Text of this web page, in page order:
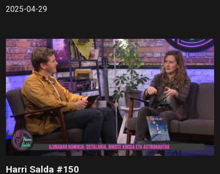
2025-04-29
Harri Salda #150